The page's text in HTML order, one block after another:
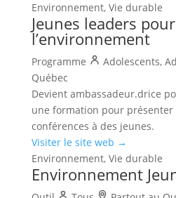
Environnement, Vie durable
Jeunes leaders pour
l’environnement
Programme Adolescents,
Québec
Devient ambassadeur.drice
une formation pour présenter
conférences à des jeunes.
Visiter le site web →
Environnement, Vie durable
Environnement